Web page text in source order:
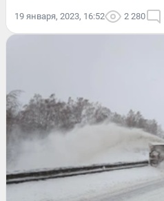
19 января, 2023, 16:52 2 280